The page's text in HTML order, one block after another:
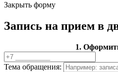
Закрыть форму
Запись на прием в
1.
Тема обращения: